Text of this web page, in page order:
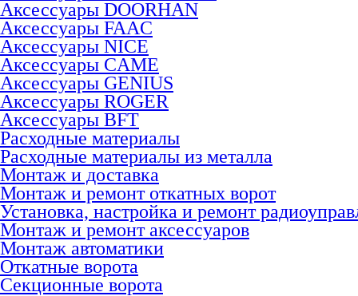
Аксесcуары DOORHAN
Аксесcуары FAAC
Аксесcуары NICE
Аксессуары CAME
Аксессуары GENIUS
Аксессуары ROGER
Аксесcуары BFT
Расходные материалы
Расходные материалы из металла
Монтаж и доставка
Монтаж и ремонт откатных ворот
Установка, настройка и ремонт
Монтаж и ремонт аксессуаров
Монтаж автоматики
Откатные ворота
Секционные ворота